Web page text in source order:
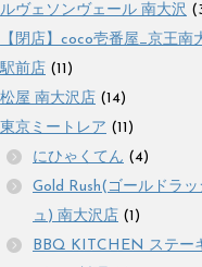
ルヴェソンヴェール 南大沢
【閉店】coco壱番屋_京王南
駅前店 (11)
松屋 南大沢店 (14)
東京ミートレア (11)
にひゃくてん (4)
Gold Rush(ゴールドラッ
ュ) 南大沢店 (1)
BBQ KITCHEN ステー